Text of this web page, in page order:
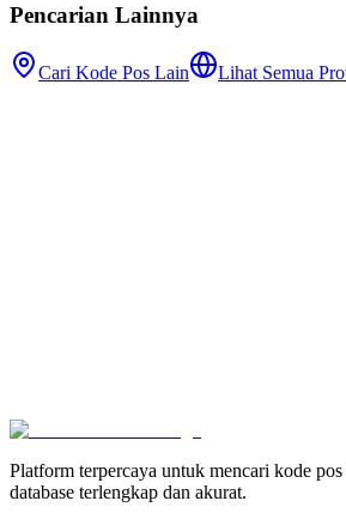
Pencarian Lainnya
Cari Kode Pos Lain Lihat Semua
Platform terpercaya untuk mencari kode
database terlengkap dan akurat.